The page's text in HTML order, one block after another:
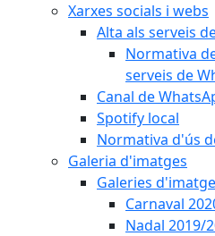
Xarxes socials i webs
Alta als serveis
Normativa
serveis de
Canal de
Spotify local
Normativa d'ús
Galeria d'imatges
Galeries
Carnaval
Nadal 2019/